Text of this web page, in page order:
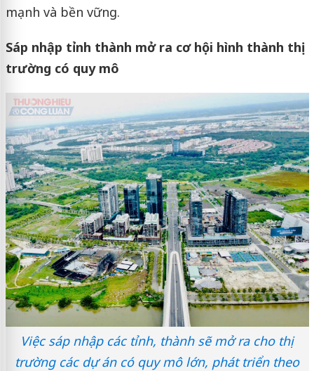
mạnh và bền vững.
Sáp nhập tỉnh thành mở ra cơ hội hình thành thị
trường có quy mô
Việc sáp nhập các tỉnh, thành sẽ mở ra cho thị
trường các dự án có quy mô lớn, phát triển theo